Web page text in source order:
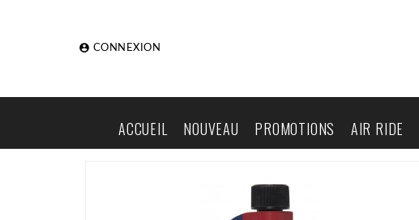
 CONNEXION
ACCUEIL NOUVEAU PROMOTIONS AIR RIDE